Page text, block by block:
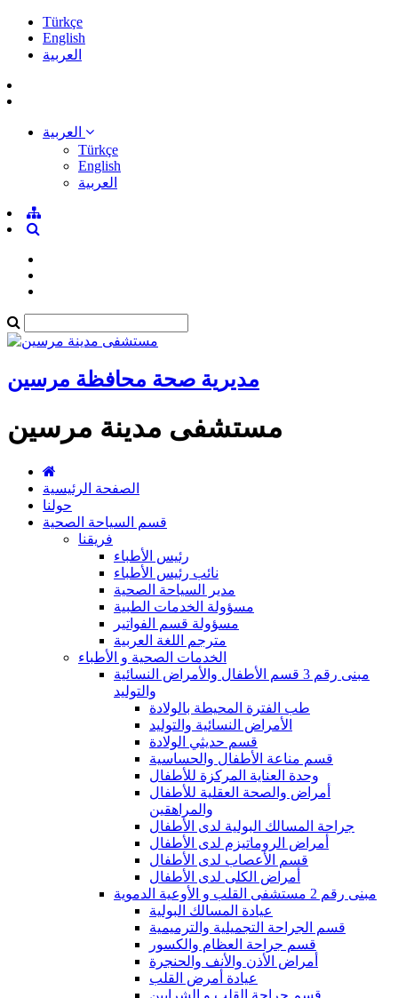
Türkçe
English
العربية
Türkçe
English
العربية
مديرية صحة محافظة مرسين
مستشفى مدينة مرسين
الصفحة الرئيسية
حولنا
قسم السياحة الصحية
فريقنا
رئيس الأطباء
نائب رئيس الأطباء
مدير السياحة الصحية
مسؤولة الخدمات الطبية
مسؤولة قسم الفواتير
مترجم اللغة العربية
الخدمات الصحية و الأطباء
مبنى رقم 3 قسم الأطفال والأمراض النسائية
والتوليد
طب الفترة المحيطة بالولادة
الأمراض النسائية والتوليد
قسم حديثي الولادة
قسم مناعة الأطفال والحساسية
وحدة العناية المركزة للأطفال
أمراض والصحة العقلية للأطفال
والمراهقين
جراحة المسالك البولية لدى الأطفال
أمراض الروماتيزم لدى الأطفال
قسم الأعصاب لدى الأطفال
أمراض الكلى لدى الأطفال
مبنى رقم 2 مستشفى القلب و الأوعية الدموية
عيادة المسالك البولية
قسم الجراحة التجميلية والترميمية
قسم جراحة العظام والكسور
أمراض الأذن والأنف والحنجرة
عيادة أمرض القلب
قسم جراحة القلب و الشرايين